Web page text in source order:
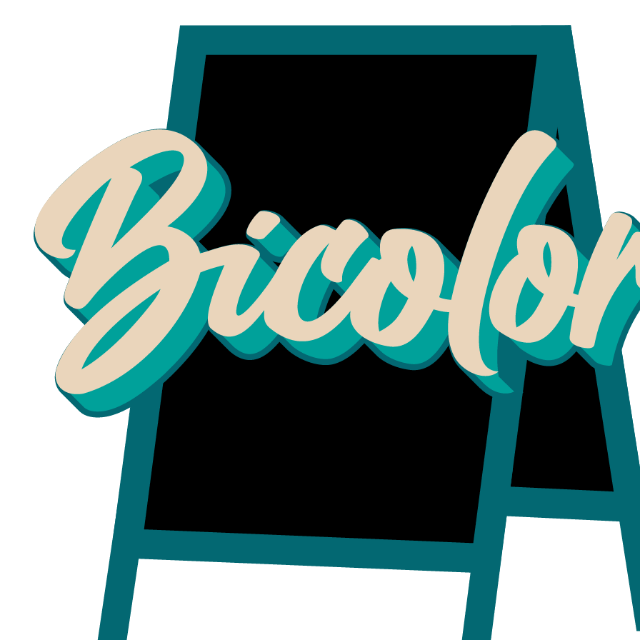
Letreros para colgar Letrero Hand Roll
Letrero
Cantidad
Mostrar stock de
DESCRIPCIÓN
Letrero para comercios que
Medida 50 cm x 35 cm
Marco de pino cepillado color
Grafica en vinilo adhesivo
Se puede hacer de otras
bicolor.galeria@gmail.com
Se despacha 3 a 4 dias habiles
COMPARTIR ESTE PRODUCTO